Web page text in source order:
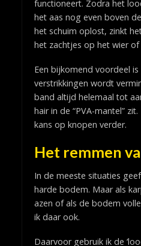
functioneert. Zodra het
het aas nog even boven
het schuim oplost, zinkt
het zachtjes op het wier
Een bijkomend voordeel
verstrikkingen wordt
band altijd helemaal tot
hair in de “PVA-mantel”
kans op knopen verder.
Het remmen
In de meeste situaties
harde bodem. Maar als
azen of als de bodem
ik daar ook.
Daarvoor gebruik ik de